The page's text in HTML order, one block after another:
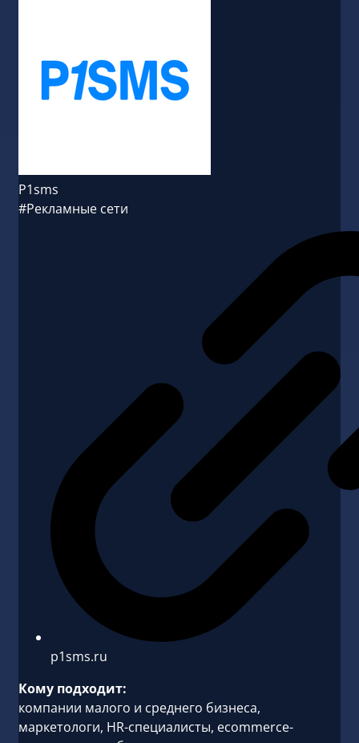
P1sms
#Рекламные сети
p1sms.ru
Кому подходит:
компании малого и среднего бизнеса,
маркетологи, HR-специалисты, ecommerce-